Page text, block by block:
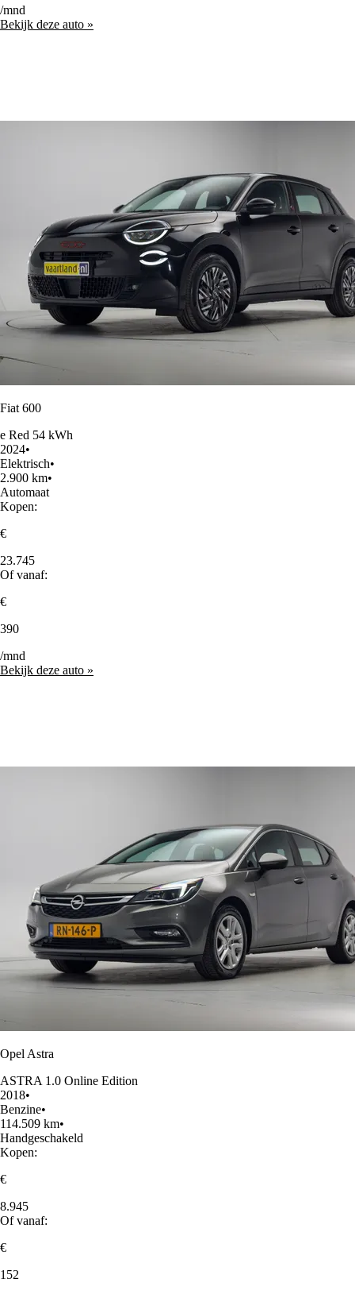
/mnd
Bekijk deze auto »
Fiat 600
e Red 54 kWh
2024•
Elektrisch•
2.900 km•
Automaat
Kopen:
€
23.745
Of vanaf:
€
390
/mnd
Bekijk deze auto »
Opel Astra
ASTRA 1.0 Online Edition
2018•
Benzine•
114.509 km•
Handgeschakeld
Kopen:
€
8.945
Of vanaf:
€
152